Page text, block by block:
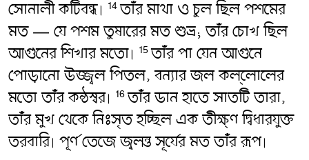
সোনালী কটিবন্ধ৷ 14তাঁর মাথা ও চুল ছিল পশমের
মত — যে পশম তুষারের মত শুভ্র; তাঁর চোখ ছিল
আগুনের শিখার মতো৷ 15তাঁর পা যেন আগুনে
পোড়ানো উজ্জ্বল পিতল, বন্যার জল কল্লোলের
মতো তাঁর কন্ঠস্বর৷ 16তাঁর ডান হাতে সাতটি তারা,
তাঁর মুখ থেকে নিঃসৃত হচ্ছিল এক তীক্ষ্ণ দ্বিধারযুক্ত
তরবারি৷ পূর্ণ তেজে জ্বলন্ত সূর্যের মত তাঁর রূপ৷